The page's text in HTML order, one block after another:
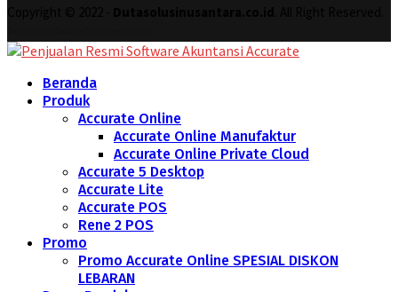
Beranda
Produk
Accurate Online
Accurate Online Manufaktur
Accurate Online Private Cloud
Accurate 5 Desktop
Accurate Lite
Accurate POS
Rene 2 POS
Promo
Promo Accurate Online SPESIAL DISKON
LEBARAN